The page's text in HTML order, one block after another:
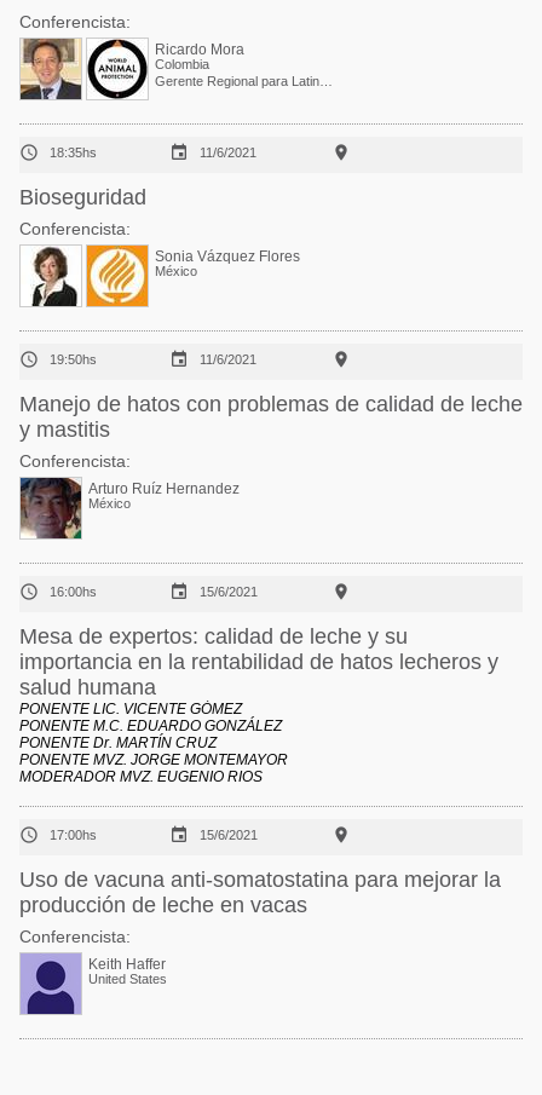
Conferencista:
Ricardo Mora
Colombia
 18:35hs  11/6/2021 
Bioseguridad
Conferencista:
Sonia Vázquez Flores
México
 19:50hs  11/6/2021 
Manejo de hatos con problemas de calidad de leche
y mastitis
Conferencista:
Arturo Ruíz Hernandez
México
 16:00hs  15/6/2021 
Mesa de expertos: calidad de leche y su
importancia en la rentabilidad de hatos lecheros y
salud humana
PONENTE LIC. VICENTE GÓMEZ
PONENTE M.C. EDUARDO GONZÁLEZ
PONENTE Dr. MARTÍN CRUZ
PONENTE MVZ. JORGE MONTEMAYOR
MODERADOR MVZ. EUGENIO RIOS
 17:00hs  15/6/2021 
Uso de vacuna anti-somatostatina para mejorar la
producción de leche en vacas
Conferencista:
Keith Haffer
United States